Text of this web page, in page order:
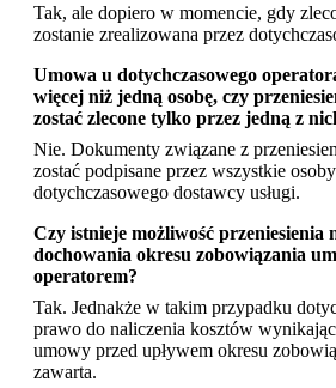
Tak, ale dopiero w momencie, gdy
zostanie zrealizowana przez
Umowa u dotychczasowego
więcej niż jedną osobę, czy
zostać zlecone tylko przez jedną z
Nie. Dokumenty związane z
zostać podpisane przez wszystkie
dotychczasowego dostawcy usługi.
Czy istnieje możliwość przeniesienia
dochowania okresu zobowiązania
operatorem?
Tak. Jednakże w takim przypadku
prawo do naliczenia kosztów
umowy przed upływem okresu
zawarta.